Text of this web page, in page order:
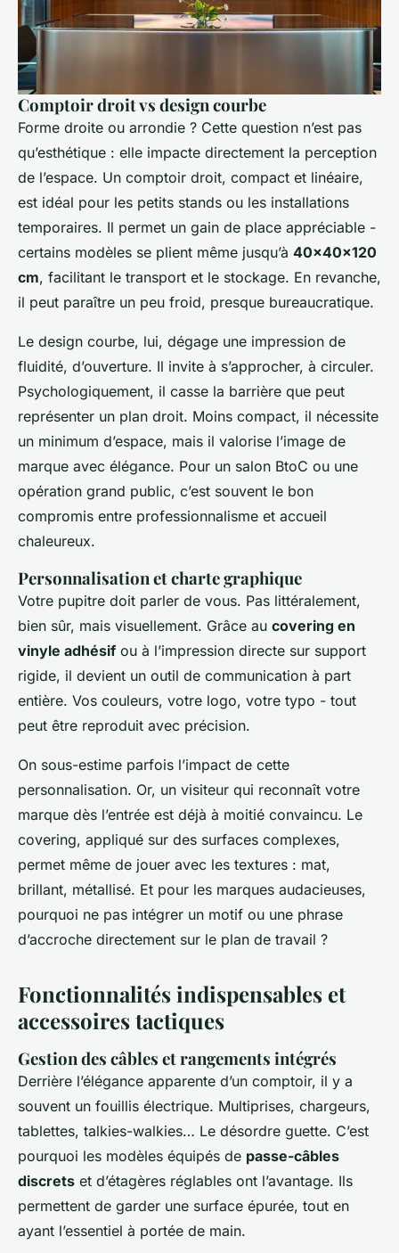
Comptoir droit vs design courbe
Forme droite ou arrondie ? Cette question n’est pas
qu’esthétique : elle impacte directement la perception
de l’espace. Un comptoir droit, compact et linéaire,
est idéal pour les petits stands ou les installations
temporaires. Il permet un gain de place appréciable -
certains modèles se plient même jusqu’à 40x40x120
cm, facilitant le transport et le stockage. En revanche,
il peut paraître un peu froid, presque bureaucratique.
Le design courbe, lui, dégage une impression de
fluidité, d’ouverture. Il invite à s’approcher, à circuler.
Psychologiquement, il casse la barrière que peut
représenter un plan droit. Moins compact, il nécessite
un minimum d’espace, mais il valorise l’image de
marque avec élégance. Pour un salon BtoC ou une
opération grand public, c’est souvent le bon
compromis entre professionnalisme et accueil
chaleureux.
Personnalisation et charte graphique
Votre pupitre doit parler de vous. Pas littéralement,
bien sûr, mais visuellement. Grâce au covering en
vinyle adhésif ou à l’impression directe sur support
rigide, il devient un outil de communication à part
entière. Vos couleurs, votre logo, votre typo - tout
peut être reproduit avec précision.
On sous-estime parfois l’impact de cette
personnalisation. Or, un visiteur qui reconnaît votre
marque dès l’entrée est déjà à moitié convaincu. Le
covering, appliqué sur des surfaces complexes,
permet même de jouer avec les textures : mat,
brillant, métallisé. Et pour les marques audacieuses,
pourquoi ne pas intégrer un motif ou une phrase
d’accroche directement sur le plan de travail ?
Fonctionnalités indispensables et
accessoires tactiques
Gestion des câbles et rangements intégrés
Derrière l’élégance apparente d’un comptoir, il y a
souvent un fouillis électrique. Multiprises, chargeurs,
tablettes, talkies-walkies… Le désordre guette. C’est
pourquoi les modèles équipés de passe-câbles
discrets et d’étagères réglables ont l’avantage. Ils
permettent de garder une surface épurée, tout en
ayant l’essentiel à portée de main.